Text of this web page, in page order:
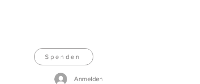
Spenden
Anmelden